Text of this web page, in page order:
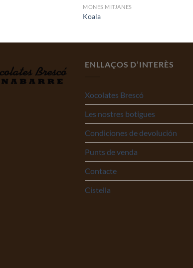
MONES MITJANES
Koala
ENLLAÇOS D’INTERÈS
Xocolates Brescó
Les nostres botigues
Condiciones de devolución
Punts de venda
Contacte
Cistella